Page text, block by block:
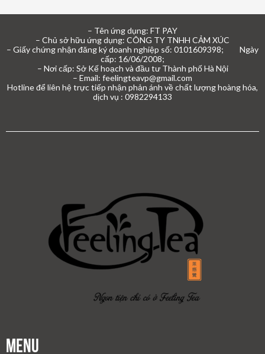
– Tên ứng dụng: FT PAY
– Chủ sở hữu ứng dụng: CÔNG TY TNHH CẢM XÚC
– Giấy chứng nhận đăng ký doanh nghiệp số: 0101609398; Ngày
cấp: 16/06/2008;
– Nơi cấp: Sở Kế hoạch và đầu tư Thành phố Hà Nội
– Email: feelingteavp@gmail.com
Hotline để liên hệ trực tiếp nhận phản ánh về chất lượng hoàng hóa,
dịch vụ : 0982294133
Menu